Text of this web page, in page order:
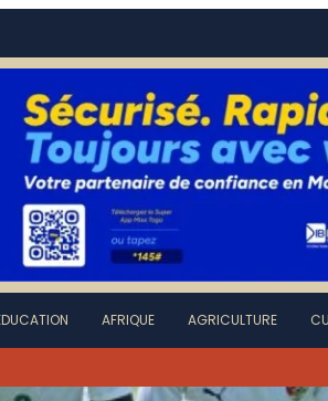
AFRIQUE AGRICULTURE